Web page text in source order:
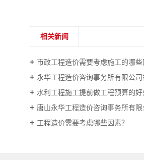
相关新闻
市政工程造价需要考虑施工的哪些
永华工程造价咨询事务所有限公司祝大
水利工程施工提前做工程预算的好
唐山永华工程造价咨询事务所有限公司
工程造价需要考虑哪些因素？